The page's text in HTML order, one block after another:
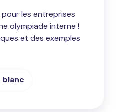
les entreprises
olympiade interne !
et des exemples
blanc